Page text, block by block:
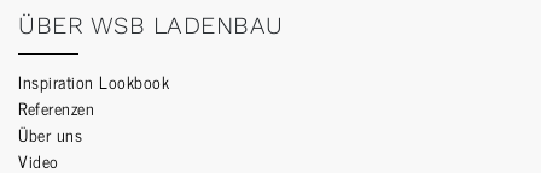
ÜBER WSB LADENBAU
Inspiration Lookbook
Referenzen
Über uns
Video